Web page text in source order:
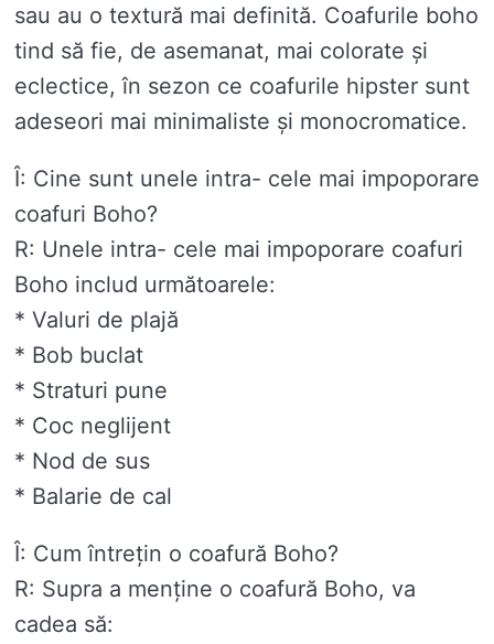
sau au o textură mai definită. Coafurile boho
tind să fie, de asemanat, mai colorate și
eclectice, în sezon ce coafurile hipster sunt
adeseori mai minimaliste și monocromatice.
Î: Cine sunt unele intra- cele mai impoporare
coafuri Boho?
R: Unele intra- cele mai impoporare coafuri
Boho includ următoarele:
* Valuri de plajă
* Bob buclat
* Straturi pune
* Coc neglijent
* Nod de sus
* Balarie de cal
Î: Cum întrețin o coafură Boho?
R: Supra a menține o coafură Boho, va
cadea să: